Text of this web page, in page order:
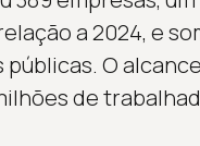
a 2024, e
públicas. O
de